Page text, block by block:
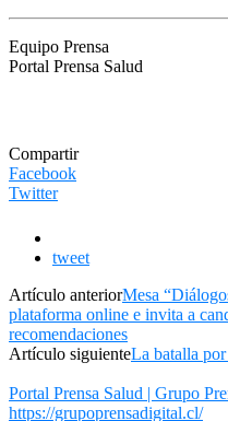
Equipo Prensa
Portal Prensa Salud
Compartir
Facebook
Twitter
tweet
Artículo anteriorMesa
plataforma online e invita a
recomendaciones
Artículo siguienteLa batalla
Portal Prensa Salud | Grupo
https://grupoprensadigital.cl/